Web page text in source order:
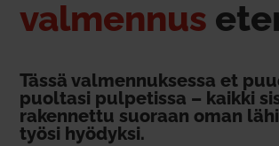
val­mennus
Tässä val­men­nuk­sessa et
puoltasi pul­pe­tissa – kaikki
raken­nettu suoraan oman
työsi hyö­dyksi.